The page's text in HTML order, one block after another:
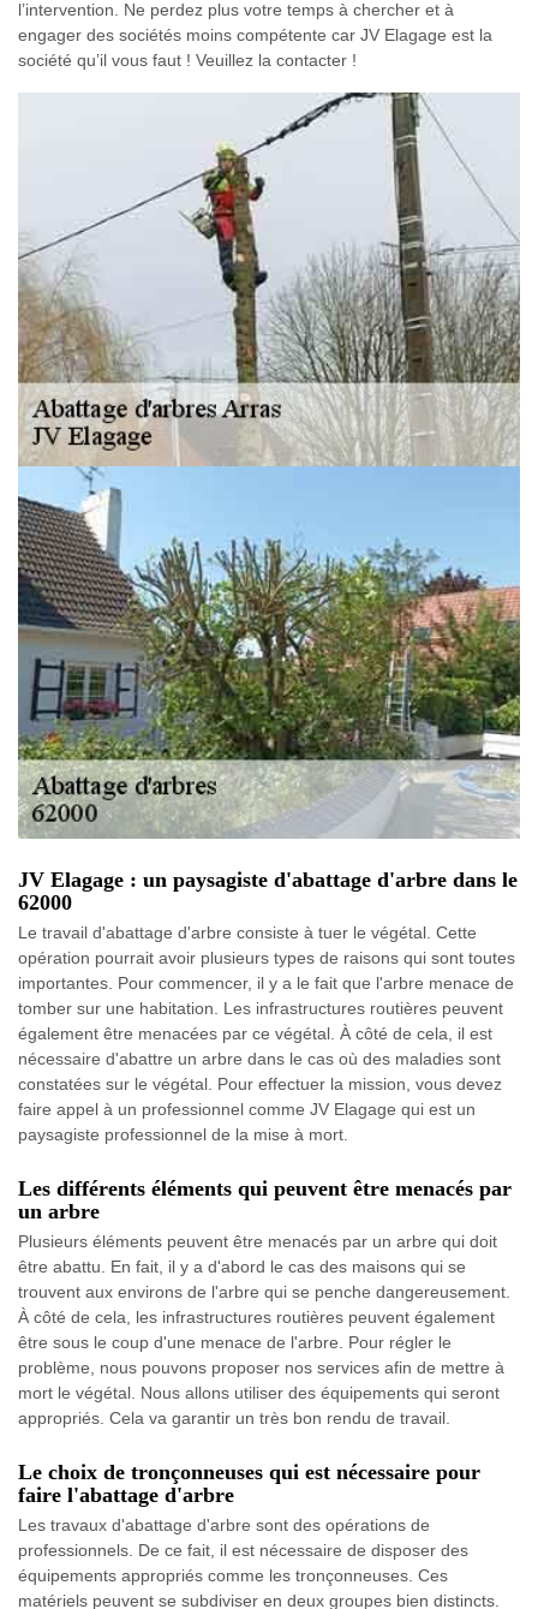
l’intervention. Ne perdez plus votre temps à chercher et à
engager des sociétés moins compétente car JV Elagage est la
société qu’il vous faut ! Veuillez la contacter !
JV Elagage : un paysagiste d'abattage d'arbre dans le
62000
Le travail d'abattage d'arbre consiste à tuer le végétal. Cette
opération pourrait avoir plusieurs types de raisons qui sont toutes
importantes. Pour commencer, il y a le fait que l'arbre menace de
tomber sur une habitation. Les infrastructures routières peuvent
également être menacées par ce végétal. À côté de cela, il est
nécessaire d'abattre un arbre dans le cas où des maladies sont
constatées sur le végétal. Pour effectuer la mission, vous devez
faire appel à un professionnel comme JV Elagage qui est un
paysagiste professionnel de la mise à mort.
Les différents éléments qui peuvent être menacés par
un arbre
Plusieurs éléments peuvent être menacés par un arbre qui doit
être abattu. En fait, il y a d'abord le cas des maisons qui se
trouvent aux environs de l'arbre qui se penche dangereusement.
À côté de cela, les infrastructures routières peuvent également
être sous le coup d'une menace de l'arbre. Pour régler le
problème, nous pouvons proposer nos services afin de mettre à
mort le végétal. Nous allons utiliser des équipements qui seront
appropriés. Cela va garantir un très bon rendu de travail.
Le choix de tronçonneuses qui est nécessaire pour
faire l'abattage d'arbre
Les travaux d'abattage d'arbre sont des opérations de
professionnels. De ce fait, il est nécessaire de disposer des
équipements appropriés comme les tronçonneuses. Ces
matériels peuvent se subdiviser en deux groupes bien distincts.